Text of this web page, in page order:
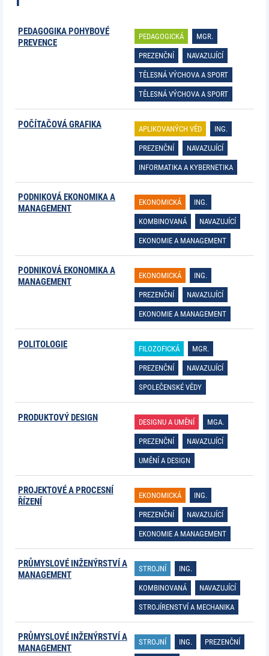
PEDAGOGIKA POHYBOVÉ
PREVENCE
PEDAGOGICKÁ MGR.
PREZENČNÍ NAVAZUJÍCÍ
TĚLESNÁ VÝCHOVA A SPORT
TĚLESNÁ VÝCHOVA A SPORT
POČÍTAČOVÁ GRAFIKA APLIKOVANÝCH VĚD ING.
PREZENČNÍ NAVAZUJÍCÍ
INFORMATIKA A KYBERNETIKA
PODNIKOVÁ EKONOMIKA A
MANAGEMENT
EKONOMICKÁ ING.
KOMBINOVANÁ NAVAZUJÍCÍ
EKONOMIE A MANAGEMENT
PODNIKOVÁ EKONOMIKA A
MANAGEMENT
EKONOMICKÁ ING.
PREZENČNÍ NAVAZUJÍCÍ
EKONOMIE A MANAGEMENT
POLITOLOGIE FILOZOFICKÁ MGR.
PREZENČNÍ NAVAZUJÍCÍ
SPOLEČENSKÉ VĚDY
PRODUKTOVÝ DESIGN DESIGNU A UMĚNÍ MGA.
PREZENČNÍ NAVAZUJÍCÍ
UMĚNÍ A DESIGN
PROJEKTOVÉ A PROCESNÍ
ŘÍZENÍ
EKONOMICKÁ ING.
PREZENČNÍ NAVAZUJÍCÍ
EKONOMIE A MANAGEMENT
PRŮMYSLOVÉ INŽENÝRSTVÍ A
MANAGEMENT
STROJNÍ ING.
KOMBINOVANÁ NAVAZUJÍCÍ
STROJÍRENSTVÍ A MECHANIKA
PRŮMYSLOVÉ INŽENÝRSTVÍ A
MANAGEMENT
STROJNÍ ING. PREZENČNÍ